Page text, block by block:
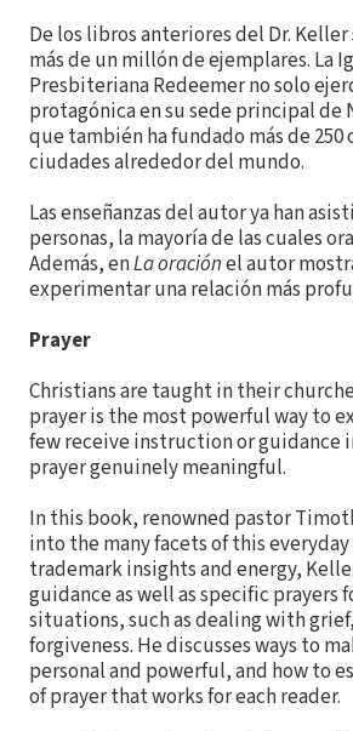
De los libros anteriores del Dr.
más de un millón de ejemplares. La
Presbiteriana Redeemer no solo
protagónica en su sede principal de
que también ha fundado más de 250
ciudades alrededor del mundo.
Las enseñanzas del autor ya han
personas, la mayoría de las cuales
Además, enLa oraciónel autor
experimentar una relación más
Prayer
Christians are taught in their
prayer is the most powerful way to
few receive instruction or guidance
prayer genuinely meaningful.
In this book, renowned pastor
into the many facets of this
trademark insights and energy,
guidance as well as specific prayers
situations, such as dealing with
forgiveness. He discusses ways to
personal and powerful, and how to
of prayer that works for each reader.